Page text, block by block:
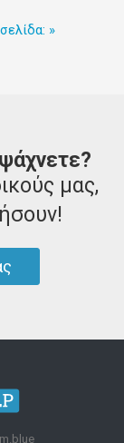
»
μας,